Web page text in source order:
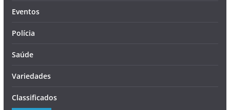
Eventos
Polícia
Saúde
Variedades
Classificados